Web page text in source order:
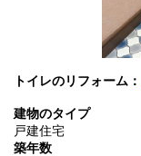
トイレのリフォーム：
建物のタイプ
戸建住宅
築年数